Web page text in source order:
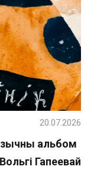
альбом
Гапеевай
20.07.2026